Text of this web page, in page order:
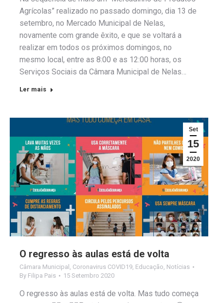
Agrícolas” realizado no passado domingo, dia 13 de
setembro, no Mercado Municipal de Nelas,
novamente com grande êxito, e que se voltará a
realizar em todos os próximos domingos, no
mesmo local, entre as 8:00 e as 12:00 horas, os
Serviços Sociais da Câmara Municipal de Nelas…
Ler mais
Set
15
2020
O regresso às aulas está de volta
Câmara Municipal , Coronavirus COVID19, Educação, Notícias
By Filipa Pais 15 Setembro 2020
O regresso às aulas está de volta. Mas tudo começa